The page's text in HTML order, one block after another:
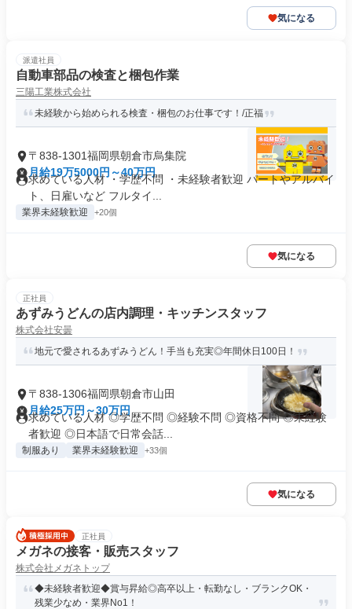
気になる
派遣社員
自動車部品の検査と梱包作業
三陽工業株式会社
未経験から始められる検査・梱包のお仕事です！/正福
〒838-1301福岡県朝倉市烏集院
月給19万5000円～40万円
求めている人材 ・学歴不問 ・未経験者歓迎 パートやアルバイ
ト、日雇いなど フルタイ...
業界未経験歓迎 +20個
気になる
正社員
あずみうどんの店内調理・キッチンスタッフ
株式会社安曇
地元で愛されるあずみうどん！手当も充実◎年間休日100日！
〒838-1306福岡県朝倉市山田
月給25万円～30万円
求めている人材 ◎学歴不問 ◎経験不問 ◎資格不問 ◎未経験
者歓迎 ◎日本語で日常会話...
制服あり 業界未経験歓迎 +33個
気になる
正社員
メガネの接客・販売スタッフ
株式会社メガネトップ
◆未経験者歓迎◆賞与昇給◎高卒以上・転勤なし・ブランクOK・
残業少なめ・業界No1！